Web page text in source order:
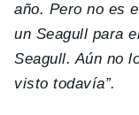
año. Pero no es
un Seagull para
Seagull. Aún no
visto todavía”.